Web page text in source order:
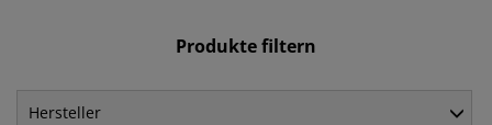
Produkte filtern
Hersteller